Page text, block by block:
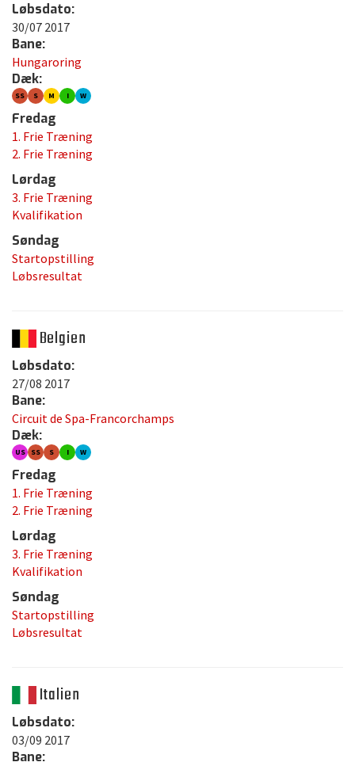
Løbsdato:
30/07 2017
Bane:
Hungaroring
Dæk:
SS S M I W
Fredag
1. Frie Træning
2. Frie Træning
Lørdag
3. Frie Træning
Kvalifikation
Søndag
Startopstilling
Løbsresultat
Belgien
Løbsdato:
27/08 2017
Bane:
Circuit de Spa-Francorchamps
Dæk:
US SS S I W
Fredag
1. Frie Træning
2. Frie Træning
Lørdag
3. Frie Træning
Kvalifikation
Søndag
Startopstilling
Løbsresultat
Italien
Løbsdato:
03/09 2017
Bane: